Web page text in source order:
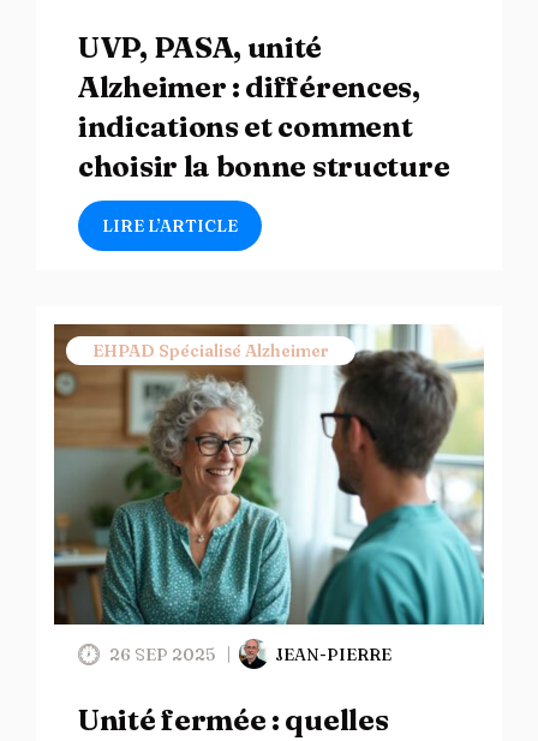
UVP, PASA, unité
Alzheimer : différences,
indications et comment
choisir la bonne structure
LIRE L’ARTICLE
EHPAD Spécialisé Alzheimer
26 SEP 2025 JEAN-PIERRE
Unité fermée : quelles